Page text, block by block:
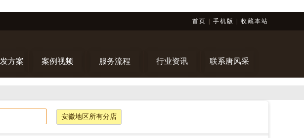
首页 手机版 收藏本站
方案 案例视频 服务流程 行业资讯 联系唐风采
安徽地区所有分店